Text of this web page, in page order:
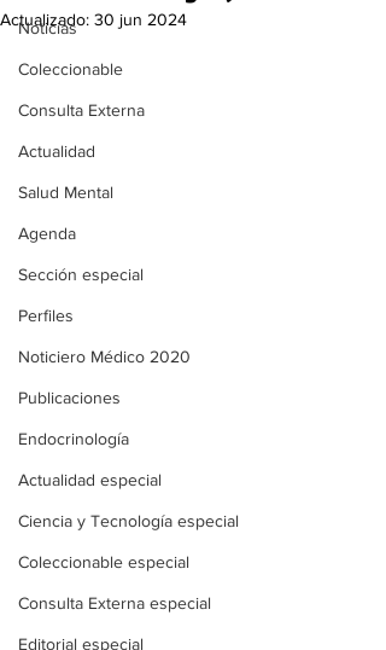
Noticias
Coleccionable
Consulta Externa
Actualidad
Salud Mental
Agenda
Sección especial
Perfiles
Noticiero Médico 2020
Publicaciones
Endocrinología
Actualidad especial
Ciencia y Tecnología especial
Coleccionable especial
Consulta Externa especial
Editorial especial
Actualizado: 30 jun 2024